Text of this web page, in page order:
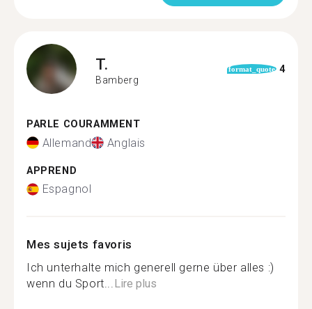
T.
Bamberg
format_quote 4
PARLE COURAMMENT
Allemand Anglais
APPREND
Espagnol
Mes sujets favoris
Ich unterhalte mich generell gerne über alles :)
wenn du Sport...Lire plus